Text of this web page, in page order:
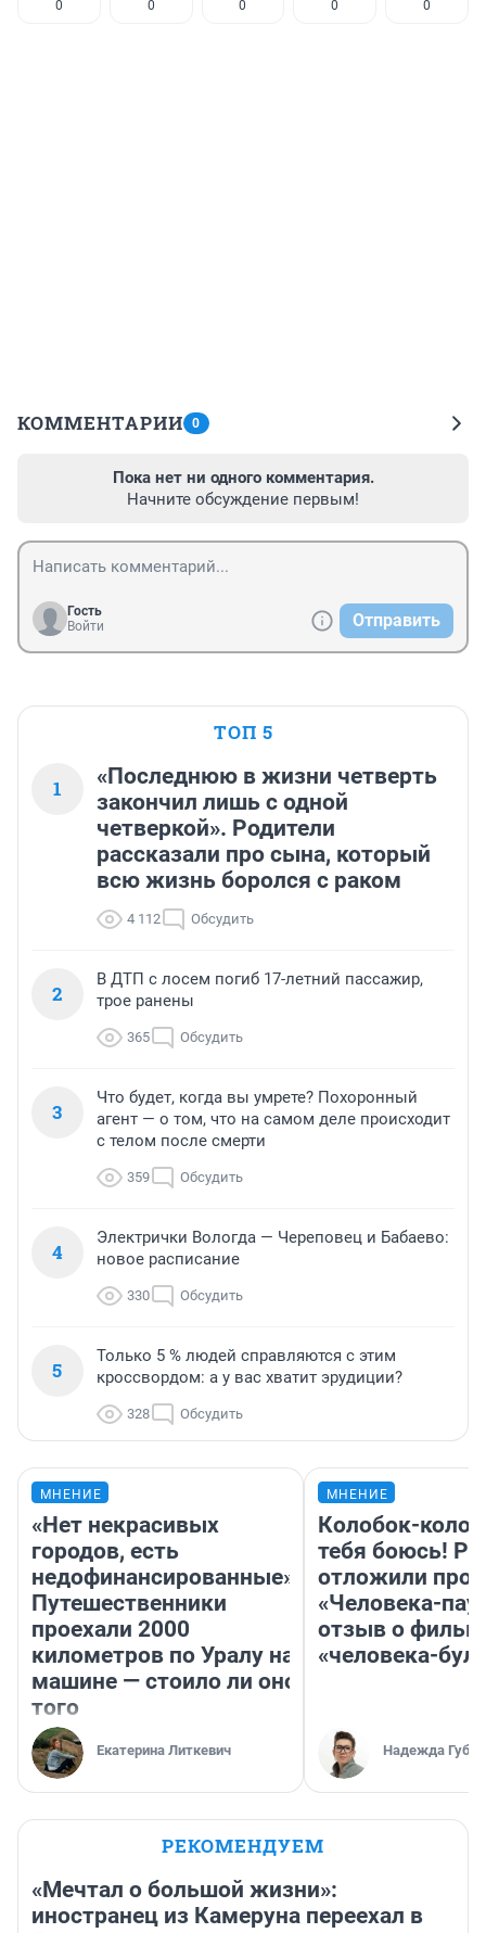
0 0 0 0 0
КОММЕНТАРИИ 0
Пока нет ни одного комментария.
Начните обсуждение первым!
Гость
Войти
Отправить
ТОП 5
1
«Последнюю в жизни четверть
закончил лишь с одной
четверкой». Родители
рассказали про сына, который
всю жизнь боролся с раком
4 112 Обсудить
2
В ДТП с лосем погиб 17-летний пассажир,
трое ранены
365 Обсудить
3
Что будет, когда вы умрете? Похоронный
агент — о том, что на самом деле происходит
с телом после смерти
359 Обсудить
4
Электрички Вологда — Череповец и Бабаево:
новое расписание
330 Обсудить
5
Только 5 % людей справляются с этим
кроссвордом: а у вас хватит эрудиции?
328 Обсудить
МНЕНИЕ
«Нет некрасивых
городов, есть
недофинансированные».
Путешественники
проехали 2000
километров по Уралу на
машине — стоило ли оно
того
Екатерина Литкевич
МНЕНИЕ
Колобок-
тебя боюсь!
отложили
«Человека-
отзыв о
«человека-
Надежда
РЕКОМЕНДУЕМ
«Мечтал о большой жизни»:
иностранец из Камеруна переехал в